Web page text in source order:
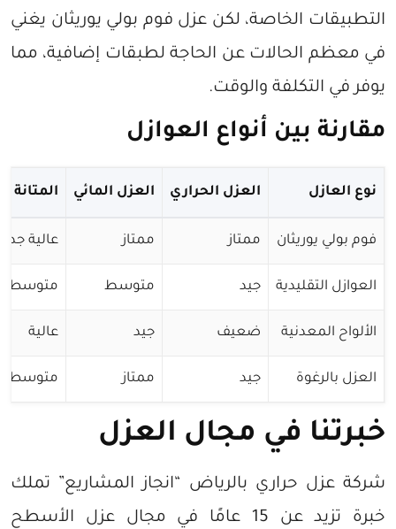
التطبيقات الخاصة، لكن عزل فوم بولي يوريثان يغني
في معظم الحالات عن الحاجة لطبقات إضافية، مما
يوفر في التكلفة والوقت.
مقارنة بين أنواع العوازل
نوع العازل العزل الحراري العزل المائي المتانة
فوم بولي يوريثان ممتاز ممتاز عالية جداً
العوازل التقليدية جيد متوسط متوسطة
الألواح المعدنية ضعيف جيد عالية
العزل بالرغوة جيد ممتاز متوسطة
خبرتنا في مجال العزل
شركة عزل حراري بالرياض “انجاز المشاريع” تملك
خبرة تزيد عن 15 عامًا في مجال عزل الأسطح